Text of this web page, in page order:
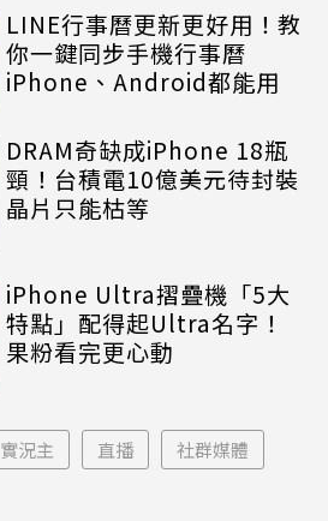
LINE行事曆更新更好用！教
你一鍵同步手機行事曆
iPhone、Android都能用
DRAM奇缺成iPhone 18瓶
頸！台積電10億美元待封裝
晶片只能枯等
iPhone Ultra摺疊機「5大
特點」配得起Ultra名字！
果粉看完更心動
實況主 直播 社群媒體